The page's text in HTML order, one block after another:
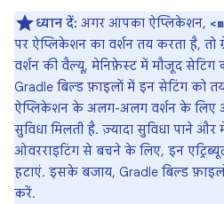
ध्यान दें: अगर आपका ऐप्लिकेशन,
पर ऐप्लिकेशन का वर्शन तय करता है, तो
वर्शन की वैल्यू, मेनिफ़ेस्ट में मौजूद
Gradle बिल्ड फ़ाइलों में इन सेटिंग को
ऐप्लिकेशन के अलग-अलग वर्शन के
सुविधा मिलती है. ज़्यादा सुविधा पाने और
ओवरराइटिंग से बचने के लिए, इन
हटाएं. इसके बजाय, Gradle बिल्ड
करें.